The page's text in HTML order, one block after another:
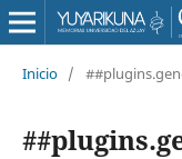
Inicio /